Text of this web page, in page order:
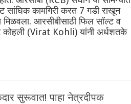
सांघिक कामगिरी करत 7 गडी राखून
मिळवला. आरसीबीसाठी फिल सॉल्ट व
कोहली (Virat Kohli) यांनी अर्धशतके
सुरूवात! पाहा नेत्रदीपक